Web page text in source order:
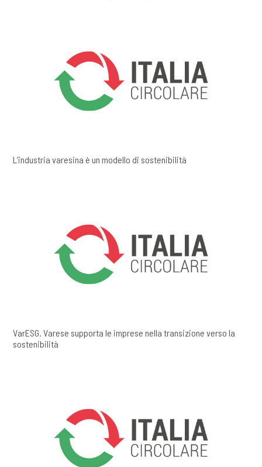
L’industria varesina è un modello di sostenibilità
VarESG. Varese supporta le imprese nella transizione verso la
sostenibilità